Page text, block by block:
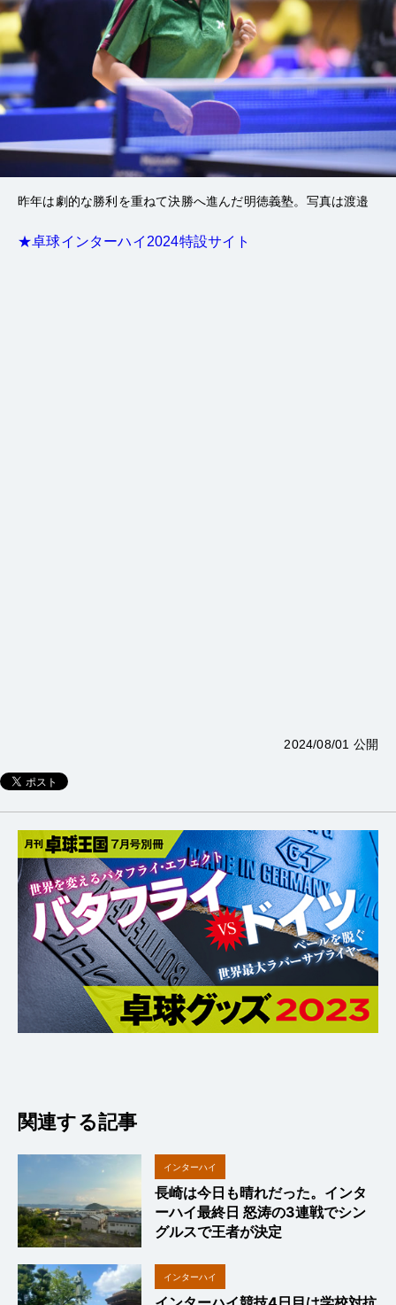
昨年は劇的な勝利を重ねて決勝へ進んだ明徳義塾。写真は渡邉
★卓球インターハイ2024特設サイト
2024/08/01 公開
関連する記事
インターハイ
2024
長崎は今日も晴れだった。インタ
ーハイ最終日 怒涛の3連戦でシン
グルスで王者が決定
インターハイ
2024